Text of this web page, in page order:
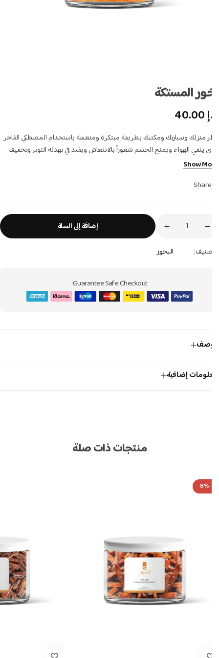
المستكة
منزلك وسيارتك ومكتبك بطريقة مبتكرة ومنعشة باستخدام المصطكي الفاخر
ينقي الهواء ويمنح الجسم شعوراً بالانتعاش ويفيد في تهدئة التوتر وتخفيف
وتحسين المزاج.
Show
Share
إضافة إلى السلة
البخور
Guarantee Safe Checkout:
إضافية
منتجات ذات صلة